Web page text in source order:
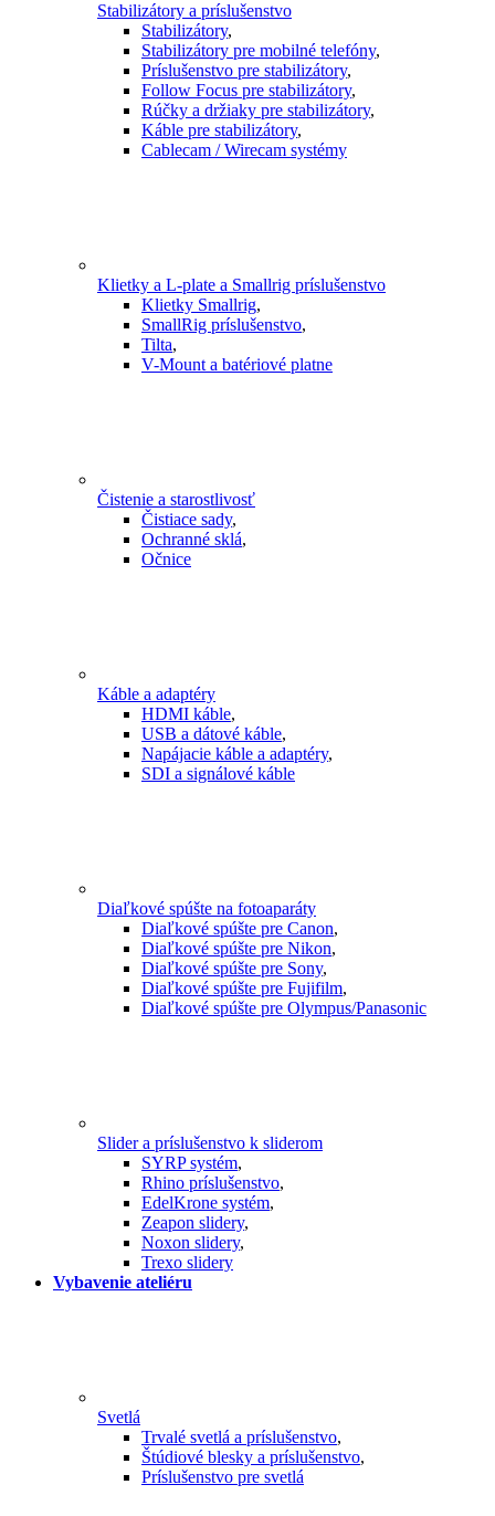
Stabilizátory a príslušenstvo
Stabilizátory,
Stabilizátory pre mobilné telefóny,
Príslušenstvo pre stabilizátory,
Follow Focus pre stabilizátory,
Rúčky a držiaky pre stabilizátory,
Káble pre stabilizátory,
Cablecam / Wirecam systémy
Klietky a L-plate a Smallrig príslušenstvo
Klietky Smallrig,
SmallRig príslušenstvo,
Tilta,
V-Mount a batériové platne
Čistenie a starostlivosť
Čistiace sady,
Ochranné sklá,
Očnice
Káble a adaptéry
HDMI káble,
USB a dátové káble,
Napájacie káble a adaptéry,
SDI a signálové káble
Diaľkové spúšte na fotoaparáty
Diaľkové spúšte pre Canon,
Diaľkové spúšte pre Nikon,
Diaľkové spúšte pre Sony,
Diaľkové spúšte pre Fujifilm,
Diaľkové spúšte pre Olympus/Panasonic
Slider a príslušenstvo k sliderom
SYRP systém,
Rhino príslušenstvo,
EdelKrone systém,
Zeapon slidery,
Noxon slidery,
Trexo slidery
Vybavenie ateliéru
Svetlá
Trvalé svetlá a príslušenstvo,
Štúdiové blesky a príslušenstvo,
Príslušenstvo pre svetlá